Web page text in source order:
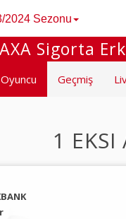
2024 Sezonu
Sigorta
Oyuncu Geçmiş
1 EKSI